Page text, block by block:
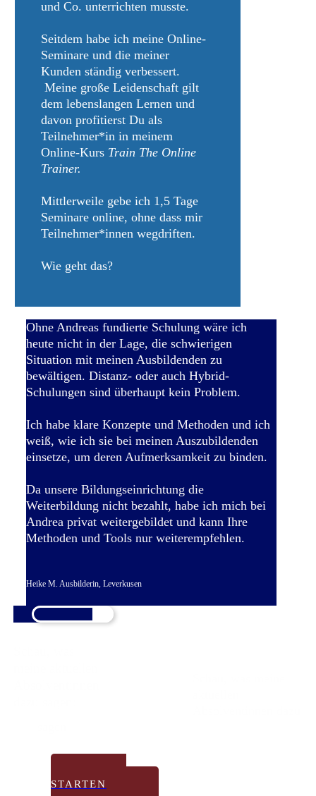
und Co. unterrichten musste.
Seitdem habe ich meine Online-
Seminare und die meiner
Kunden ständig verbessert.
Meine große Leidenschaft gilt
dem lebenslangen Lernen und
davon profitierst Du als
Teilnehmer*in in meinem
Online-Kurs Train The Online
Trainer.
Mittlerweile gebe ich 1,5 Tage
Seminare online, ohne dass mir
Teilnehmer*innen wegdriften.
Wie geht das?
Ohne Andreas fundierte Schulung wäre ich
heute nicht in der Lage, die schwierigen
Situation mit meinen Ausbildenden zu
bewältigen. Distanz- oder auch Hybrid-
Schulungen sind überhaupt kein Problem.
Ich habe klare Konzepte und Methoden und ich
weiß, wie ich sie bei meinen Auszubildenden
einsetze, um deren Aufmerksamkeit zu binden.
Da unsere Bildungseinrichtung die
Weiterbildung nicht bezahlt, habe ich mich bei
Andrea privat weitergebildet und kann Ihre
Methoden und Tools nur weiterempfehlen.
Heike M. Ausbilderin, Leverkusen
STARTEN